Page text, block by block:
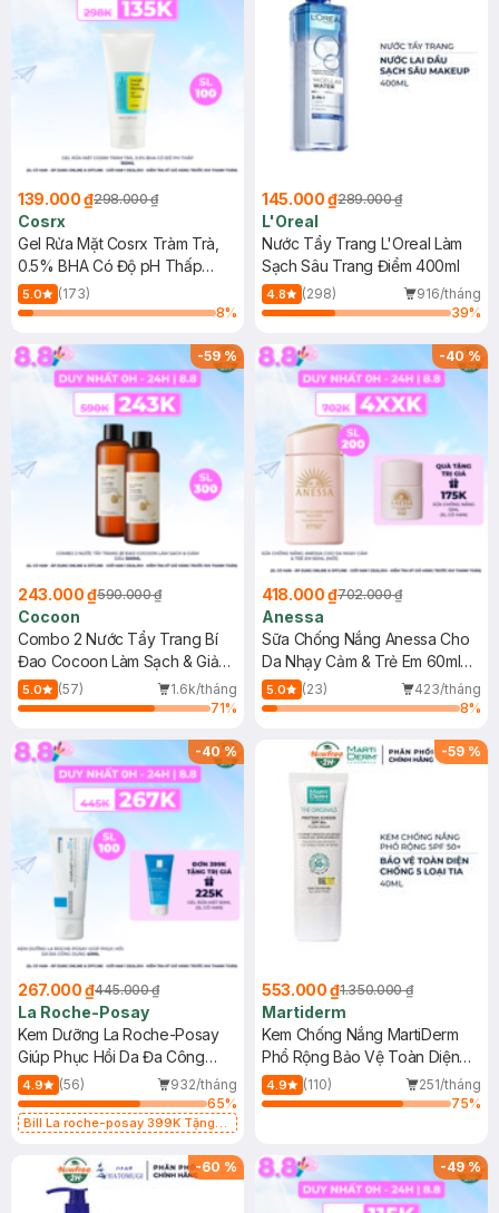
139.000 ₫298.000 ₫
Cosrx
Gel Rửa Mặt Cosrx Tràm Trà,
0.5% BHA Có Độ pH Thấp
150ml
5.0
(173)
8%
145.000 ₫289.000 ₫
L'Oreal
Nước Tẩy Trang L'Oreal Làm
Sạch Sâu Trang Điểm 400ml
4.8 (298)
916/tháng
39%
-59%
243.000 ₫590.000 ₫
Cocoon
Combo 2 Nước Tẩy Trang Bí
Đao Cocoon Làm Sạch & Giảm
Dầu 500ml
5.0 (57)
1.6k/tháng
71%
-40%
418.000 ₫702.000 ₫
Anessa
Sữa Chống Nắng Anessa Cho
Da Nhạy Cảm & Trẻ Em 60ml
(Mới)
5.0 (23)
423/tháng
8%
-40%
267.000 ₫445.000 ₫
La Roche-Posay
Kem Dưỡng La Roche-Posay
Giúp Phục Hồi Da Đa Công
Dụng 40ml
4.9 (56)
932/tháng
65%
Bill La roche-posay 399K Tặng
(SL có hạn)
-59 %
553.000 ₫1.350.000 ₫
Martiderm
Kem Chống Nắng MartiDerm
Phổ Rộng Bảo Vệ Toàn Diện
40ml
4.9 (110)
251/tháng
75%
-60 % -49%